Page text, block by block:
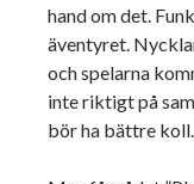
hand om det.
äventyret.
och spelarna
inte riktigt på
bör ha bättre koll.